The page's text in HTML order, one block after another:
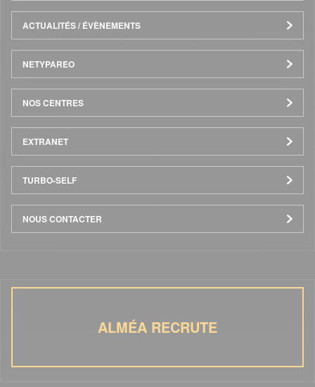
ACTUALITÉS / ÉVÈNEMENTS
NETYPAREO
NOS CENTRES
EXTRANET
TURBO-SELF
NOUS CONTACTER
ALMÉA RECRUTE